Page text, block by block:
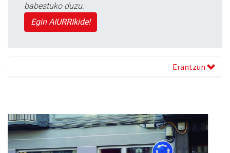
babestuko duzu.
Egin AIURRIkide!
Erantzun